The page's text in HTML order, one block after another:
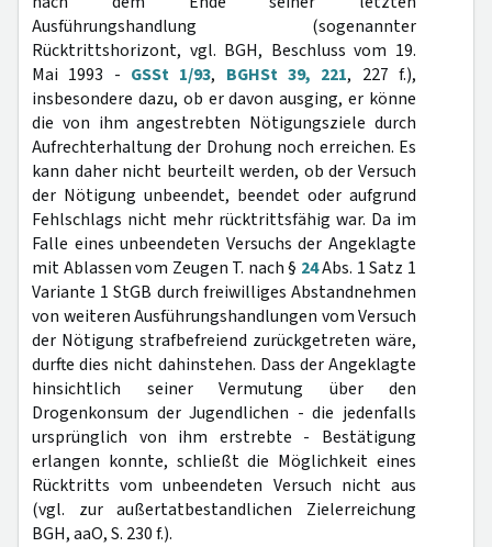
Ausführungshandlung (sogenannter
Rücktrittshorizont, vgl. BGH, Beschluss vom 19.
Mai 1993 - GSSt 1/93, BGHSt 39, 221, 227 f.),
insbesondere dazu, ob er davon ausging, er könne
die von ihm angestrebten Nötigungsziele durch
Aufrechterhaltung der Drohung noch erreichen. Es
kann daher nicht beurteilt werden, ob der Versuch
der Nötigung unbeendet, beendet oder aufgrund
Fehlschlags nicht mehr rücktrittsfähig war. Da im
Falle eines unbeendeten Versuchs der Angeklagte
mit Ablassen vom Zeugen T. nach § 24Abs. 1 Satz 1
Variante 1 StGB durch freiwilliges Abstandnehmen
von weiteren Ausführungshandlungen vom Versuch
der Nötigung strafbefreiend zurückgetreten wäre,
durfte dies nicht dahinstehen. Dass der Angeklagte
hinsichtlich seiner Vermutung über den
Drogenkonsum der Jugendlichen - die jedenfalls
ursprünglich von ihm erstrebte - Bestätigung
erlangen konnte, schließt die Möglichkeit eines
Rücktritts vom unbeendeten Versuch nicht aus
(vgl. zur außertatbestandlichen Zielerreichung
BGH, aaO, S. 230 f.).